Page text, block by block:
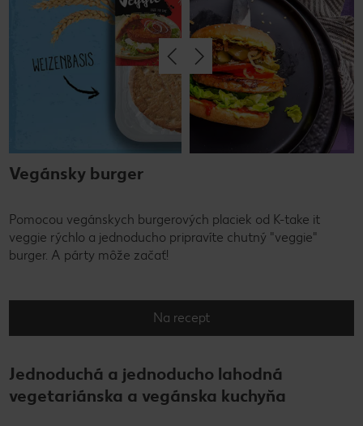
Vegánsky burger
Pomocou vegánskych burgerových placiek od K-take it
veggie rýchlo a jednoducho pripravíte chutný "veggie"
burger. A párty môže začať!
Na recept
Jednoduchá a jednoducho lahodná
vegetariánska a vegánska kuchyňa